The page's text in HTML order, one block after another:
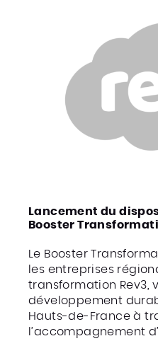
Lancement du
Booster
Le Booster
les entreprises
transformation Rev3,
développement
Hauts-de-France à
l’accompagnement